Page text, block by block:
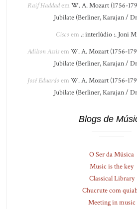
Raif Haddadem W. A. Mozart (1756-
Jubilate (Berliner, Karajan /
Ciscoem .: interlúdio :. Joni
Adilson Assisem W. A. Mozart (1756-
Jubilate (Berliner, Karajan /
José Eduardoem W. A. Mozart (1756-
Jubilate (Berliner, Karajan /
Blogs de
O Ser da Música
Music is the key
Classical Library
Chucrute com
Meeting in music